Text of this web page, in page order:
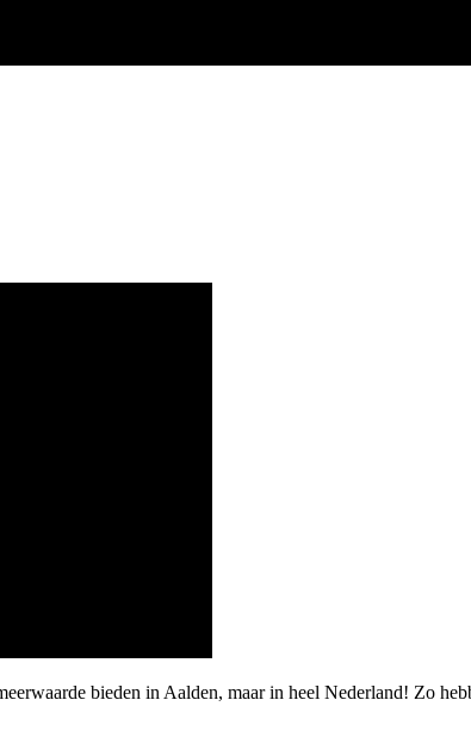
bieden in Aalden, maar in heel Nederland! Zo